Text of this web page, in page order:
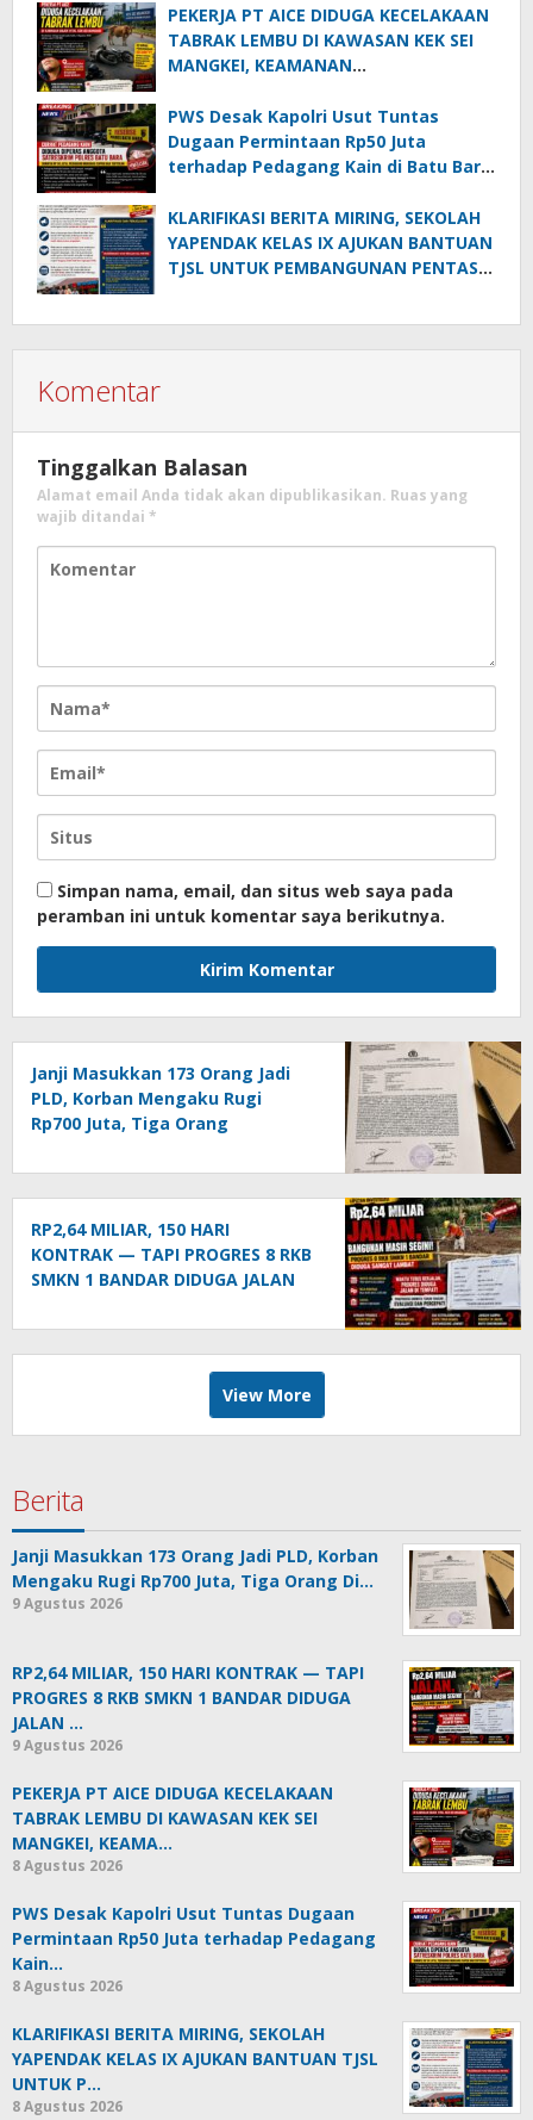
PEKERJA PT AICE DIDUGA KECELAKAAN
TABRAK LEMBU DI KAWASAN KEK SEI
MANGKEI, KEAMANAN
PWS Desak Kapolri Usut Tuntas
Dugaan Permintaan Rp50 Juta
terhadap Pedagang Kain di Batu Bara:
PTDH
KLARIFIKASI BERITA MIRING, SEKOLAH
YAPENDAK KELAS IX AJUKAN BANTUAN
TJSL UNTUK PEMBANGUNAN PENTAS
Komentar
Tinggalkan Balasan
Alamat email Anda tidak akan dipublikasikan. Ruas yang
wajib ditandai *
Simpan nama, email, dan situs web saya pada
peramban ini untuk komentar saya berikutnya.
Janji Masukkan 173 Orang Jadi
PLD, Korban Mengaku Rugi
Rp700 Juta, Tiga Orang
RP2,64 MILIAR, 150 HARI
KONTRAK — TAPI PROGRES 8 RKB
SMKN 1 BANDAR DIDUGA JALAN
View More
Berita
Janji Masukkan 173 Orang Jadi PLD, Korban
Mengaku Rugi Rp700 Juta, Tiga Orang Di…
9 Agustus 2026
RP2,64 MILIAR, 150 HARI KONTRAK — TAPI
PROGRES 8 RKB SMKN 1 BANDAR DIDUGA
JALAN …
9 Agustus 2026
PEKERJA PT AICE DIDUGA KECELAKAAN
TABRAK LEMBU DI KAWASAN KEK SEI
MANGKEI, KEAMA…
8 Agustus 2026
PWS Desak Kapolri Usut Tuntas Dugaan
Permintaan Rp50 Juta terhadap Pedagang
Kain…
8 Agustus 2026
KLARIFIKASI BERITA MIRING, SEKOLAH
YAPENDAK KELAS IX AJUKAN BANTUAN TJSL
UNTUK P…
8 Agustus 2026